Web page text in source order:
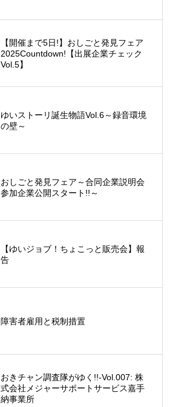
【開催まで5日!】おしごと発見フェア
2025Countdown!【出展企業チェック
Vol.5】
ゆいストーリ誕生物語Vol.6～録音環境
の壁～
おしごと発見フェア～合同企業説明会
参加企業公開スタート!!～
【ゆいジョブ！ちょこっと販売会】報
告
障害者雇用と税制措置
おきチャン調査隊がゆく!!-Vol.007: 株
式会社メジャーサポートサービス嘉手
納事業所